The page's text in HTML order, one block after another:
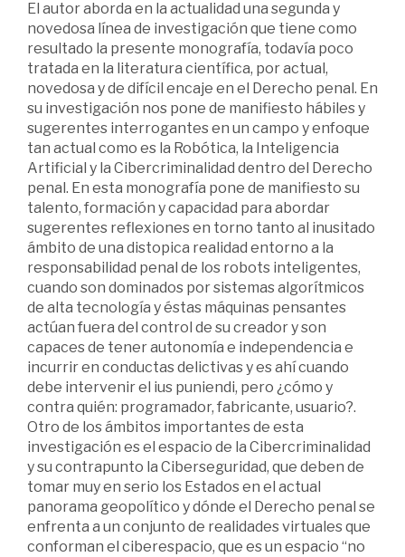
El autor aborda en la actualidad una segunda y
novedosa línea de investigación que tiene como
resultado la presente monografía, todavía poco
tratada en la literatura científica, por actual,
novedosa y de difícil encaje en el Derecho penal. En
su investigación nos pone de manifiesto hábiles y
sugerentes interrogantes en un campo y enfoque
tan actual como es la Robótica, la Inteligencia
Artificial y la Cibercriminalidad dentro del Derecho
penal. En esta monografía pone de manifiesto su
talento, formación y capacidad para abordar
sugerentes reflexiones en torno tanto al inusitado
ámbito de una distopica realidad entorno a la
responsabilidad penal de los robots inteligentes,
cuando son dominados por sistemas algorítmicos
de alta tecnología y éstas máquinas pensantes
actúan fuera del control de su creador y son
capaces de tener autonomía e independencia e
incurrir en conductas delictivas y es ahí cuando
debe intervenir el ius puniendi, pero ¿cómo y
contra quién: programador, fabricante, usuario?.
Otro de los ámbitos importantes de esta
investigación es el espacio de la Cibercriminalidad
y su contrapunto la Ciberseguridad, que deben de
tomar muy en serio los Estados en el actual
panorama geopolítico y dónde el Derecho penal se
enfrenta a un conjunto de realidades virtuales que
conforman el ciberespacio, que es un espacio “no